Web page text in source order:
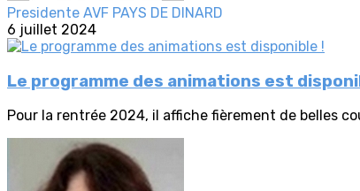
Presidente AVF PAYS DE DINARD
6 juillet 2024
Le programme des animations est
Pour la rentrée 2024, il affiche fièrement de belles